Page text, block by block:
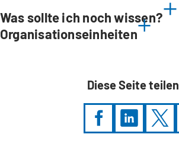
neuen
Tab)
Was sollte ich noch wissen?
Organisationseinheiten
Diese Seite teilen